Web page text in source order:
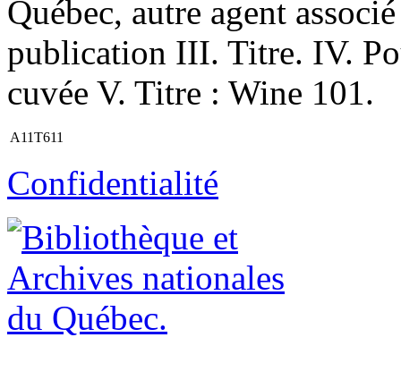
Québec, autre agent
publication III. Titre. IV.
cuvée V. Titre : Wine 101.
A11T611
Confidentialité